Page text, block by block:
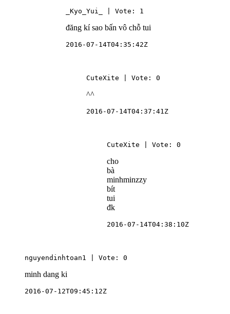
_Kyo_Yui_ | Vote: 1
đăng kí sao bấn vô chỗ tui
2016-07-14T04:35:42Z
CuteXite | Vote: 0
^^
2016-07-14T04:37:41Z
CuteXite | Vote: 0
cho
bà
minhminzzy
bít
tui
đk
2016-07-14T04:38:10Z
nguyendinhtoan1 | Vote: 0
minh dang ki
2016-07-12T09:45:12Z